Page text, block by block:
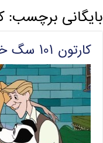
بایگانی برچسب:
کارتون ۱۰۱ سگ خالدار (دوبله فارسی)